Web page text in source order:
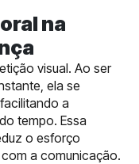
na
visual. Ao ser
ela se
a
tempo. Essa
o esforço
a comunicação.